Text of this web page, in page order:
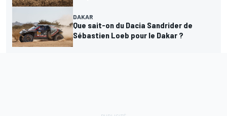
DAKAR
Que sait-on du Dacia Sandrider de
Sébastien Loeb pour le Dakar ?